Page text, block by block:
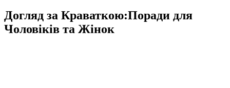
Догляд за Краваткою:Поради для
Чоловіків та Жінок